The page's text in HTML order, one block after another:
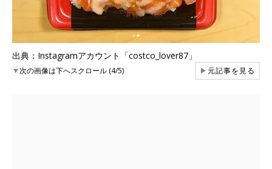
出典：Instagramアカウント「costco_lover87」
▼次の画像は下へスクロール (4/5) ▶元記事を見る